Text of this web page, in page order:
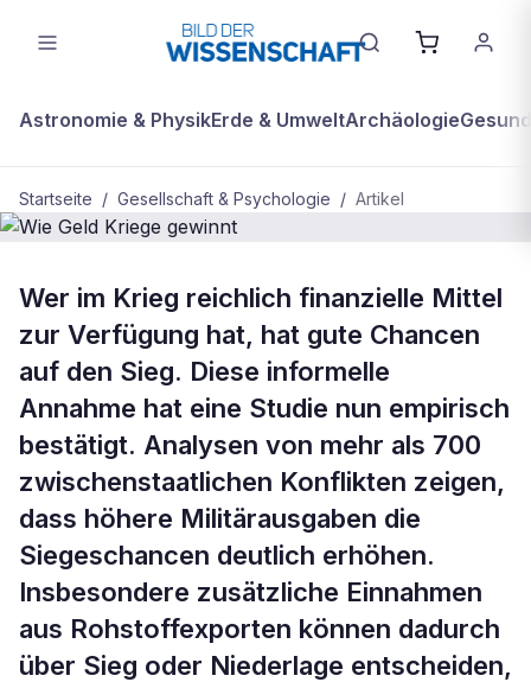
Astronomie & PhysikErde & UmweltArchäologie
Startseite / Gesellschaft & Psychologie / Artikel
Wie Geld Kriege gewinnt
Wer im Krieg reichlich finanzielle Mittel
zur Verfügung hat, hat gute Chancen
auf den Sieg. Diese informelle
Annahme hat eine Studie nun empirisch
bestätigt. Analysen von mehr als 700
zwischenstaatlichen Konflikten zeigen,
dass höhere Militärausgaben die
Siegeschancen deutlich erhöhen.
Insbesondere zusätzliche Einnahmen
aus Rohstoffexporten können dadurch
über Sieg oder Niederlage entscheiden,